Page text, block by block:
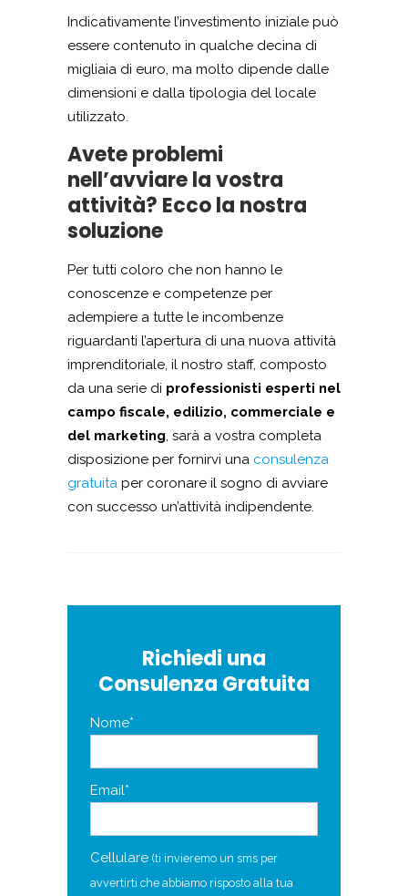
Indicativamente l’investimento iniziale può
essere contenuto in qualche decina di
migliaia di euro, ma molto dipende dalle
dimensioni e dalla tipologia del locale
utilizzato.
Avete problemi
nell’avviare la vostra
attività? Ecco la nostra
soluzione
Per tutti coloro che non hanno le
conoscenze e competenze per
adempiere a tutte le incombenze
riguardanti l’apertura di una nuova attività
imprenditoriale, il nostro staff, composto
da una serie di professionisti esperti nel
campo fiscale, edilizio, commerciale e
del marketing, sarà a vostra completa
disposizione per fornirvi una consulenza
gratuita per coronare il sogno di avviare
con successo un’attività indipendente.
Richiedi una
Consulenza Gratuita
Nome*
Email*
Cellulare (ti invieremo un sms per
avvertirti che abbiamo risposto alla tua